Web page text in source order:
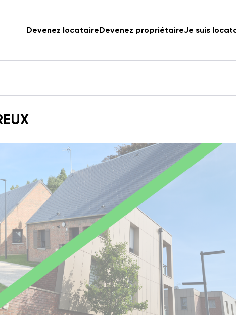
Devenez locataireDevenez propriétaireJe suis